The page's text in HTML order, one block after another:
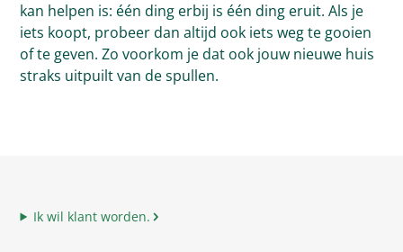
kan helpen is: één ding erbij is één ding eruit. Als je
iets koopt, probeer dan altijd ook iets weg te gooien
of te geven. Zo voorkom je dat ook jouw nieuwe huis
straks uitpuilt van de spullen.
Ik wil klant worden.